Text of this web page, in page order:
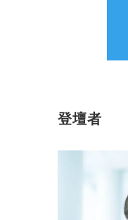
登壇者